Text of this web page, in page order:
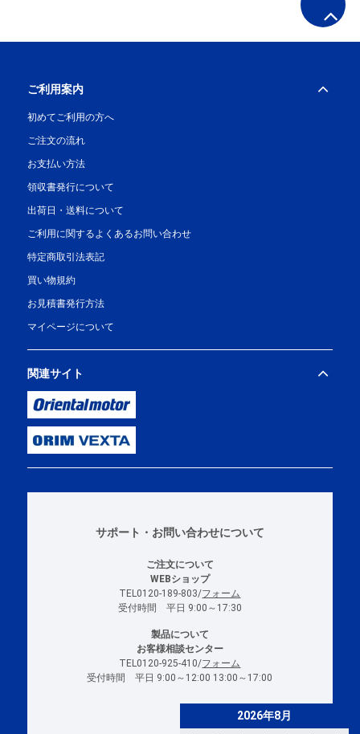
ご利用案内
初めてご利用の方へ
ご注文の流れ
お支払い方法
領収書発行について
出荷日・送料について
ご利用に関するよくあるお問い合わせ
特定商取引法表記
買い物規約
お見積書発行方法
マイページについて
関連サイト
サポート・お問い合わせについて
ご注文について
WEBショップ
TEL0120-189-803/フォーム
受付時間 平日 9:00～17:30
製品について
お客様相談センター
TEL0120-925-410/フォーム
受付時間 平日 9:00～12:00 13:00～17:00
2026年8月